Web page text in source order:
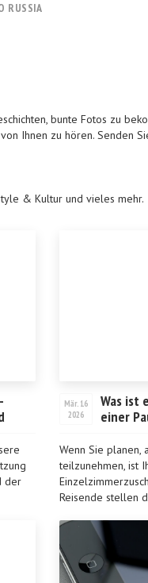
RUSSIA
bunte Fotos zu
Ihnen zu hören. Senden
& Kultur und vieles mehr.
der
Mär. 16
2026
Was ist
einer
Wenn Sie planen,
teilzunehmen, ist
Reisende stellen